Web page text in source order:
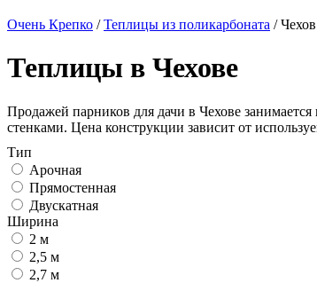
Очень Крепко /Теплицы из поликарбоната /Чехов
Теплицы в Чехове
Продажей парников для дачи в Чехове
стенками. Цена конструкции зависит от
Тип
Арочная
Прямостенная
Двускатная
Ширина
2 м
2,5 м
2,7 м